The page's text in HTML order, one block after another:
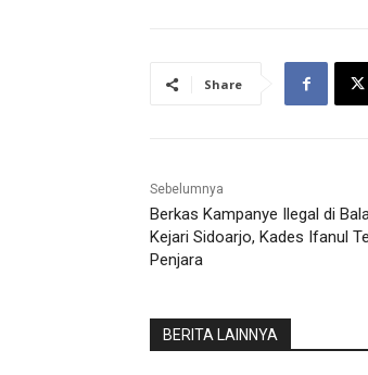
Share
Sebelumnya
Berkas Kampanye Ilegal di
Kejari Sidoarjo, Kades Ifanul
Penjara
BERITA LAINNYA